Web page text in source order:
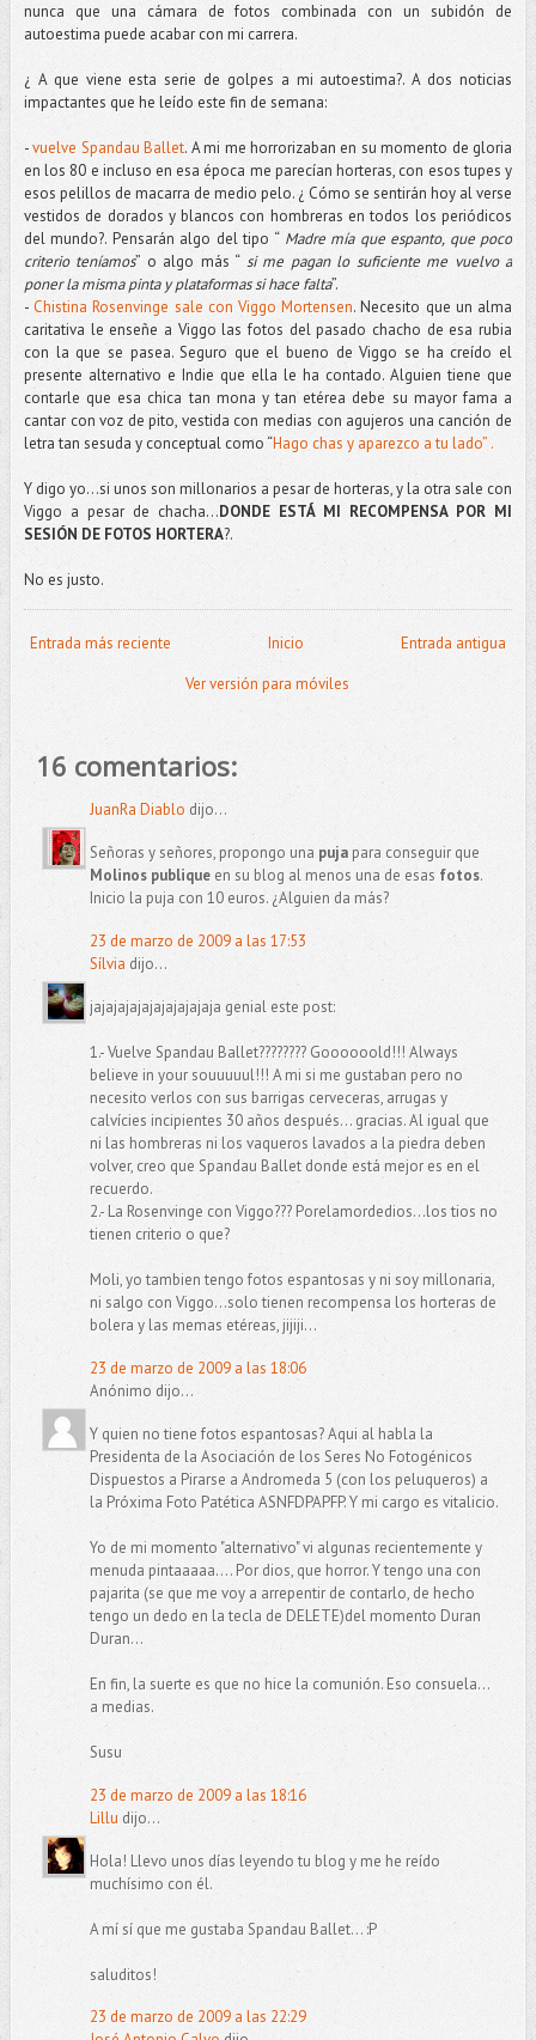
nunca que una cámara de fotos combinada con un subidón de
autoestima puede acabar con mi carrera.
¿ A que viene esta serie de golpes a mi autoestima?. A dos noticias
impactantes que he leído este fin de semana:
-vuelve Spandau Ballet. A mi me horrorizaban en su momento de gloria
en los 80 e incluso en esa época me parecían horteras, con esos tupes y
esos pelillos de macarra de medio pelo. ¿ Cómo se sentirán hoy al verse
vestidos de dorados y blancos con hombreras en todos los periódicos
del mundo?. Pensarán algo del tipo “ Madre mía que espanto, que poco
criterio teníamos” o algo más “ si me pagan lo suficiente me vuelvo a
poner la misma pinta y plataformas si hace falta”.
-Chistina Rosenvinge sale con Viggo Mortensen. Necesito que un alma
caritativa le enseñe a Viggo las fotos del pasado chacho de esa rubia
con la que se pasea. Seguro que el bueno de Viggo se ha creído el
presente alternativo e Indie que ella le ha contado. Alguien tiene que
contarle que esa chica tan mona y tan etérea debe su mayor fama a
cantar con voz de pito, vestida con medias con agujeros una canción de
letra tan sesuda y conceptual como “Hago chas y aparezco a tu lado” .
Y digo yo…si unos son millonarios a pesar de horteras, y la otra sale con
Viggo a pesar de chacha…DONDE ESTÁ MI RECOMPENSA POR MI
SESIÓN DE FOTOS HORTERA?.
No es justo.
Entrada más reciente Entrada antigua
Inicio
Ver versión para móviles
16 comentarios:
JuanRa Diablo dijo...
Señoras y señores, propongo una pujapara conseguir que
Molinos publiqueen su blog al menos una de esas fotos.
Inicio la puja con 10 euros. ¿Alguien da más?
23 de marzo de 2009 a las 17:53
Sílvia dijo...
jajajajajajajajajajaja genial este post:
1.- Vuelve Spandau Ballet???????? Goooooold!!! Always
believe in your souuuuul!!! A mi si me gustaban pero no
necesito verlos con sus barrigas cerveceras, arrugas y
calvícies incipientes 30 años después... gracias. Al igual que
ni las hombreras ni los vaqueros lavados a la piedra deben
volver, creo que Spandau Ballet donde está mejor es en el
recuerdo.
2.- La Rosenvinge con Viggo??? Porelamordedios...los tios no
tienen criterio o que?
Moli, yo tambien tengo fotos espantosas y ni soy millonaria,
ni salgo con Viggo...solo tienen recompensa los horteras de
bolera y las memas etéreas, jijiji...
23 de marzo de 2009 a las 18:06
Anónimo dijo...
Y quien no tiene fotos espantosas? Aqui al habla la
Presidenta de la Asociación de los Seres No Fotogénicos
Dispuestos a Pirarse a Andromeda 5 (con los peluqueros) a
la Próxima Foto Patética ASNFDPAPFP. Y mi cargo es vitalicio.
Yo de mi momento "alternativo" vi algunas recientemente y
menuda pintaaaaa.... Por dios, que horror. Y tengo una con
pajarita (se que me voy a arrepentir de contarlo, de hecho
tengo un dedo en la tecla de DELETE)del momento Duran
Duran...
En fin, la suerte es que no hice la comunión. Eso consuela...
a medias.
Susu
23 de marzo de 2009 a las 18:16
Lillu dijo...
Hola! Llevo unos días leyendo tu blog y me he reído
muchísimo con él.
A mí sí que me gustaba Spandau Ballet... :P
saluditos!
23 de marzo de 2009 a las 22:29